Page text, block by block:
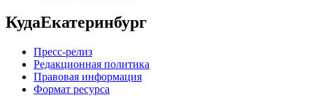
КудаЕкатеринбург
Пресс-релиз
Редакционная политика
Правовая информация
Формат ресурса